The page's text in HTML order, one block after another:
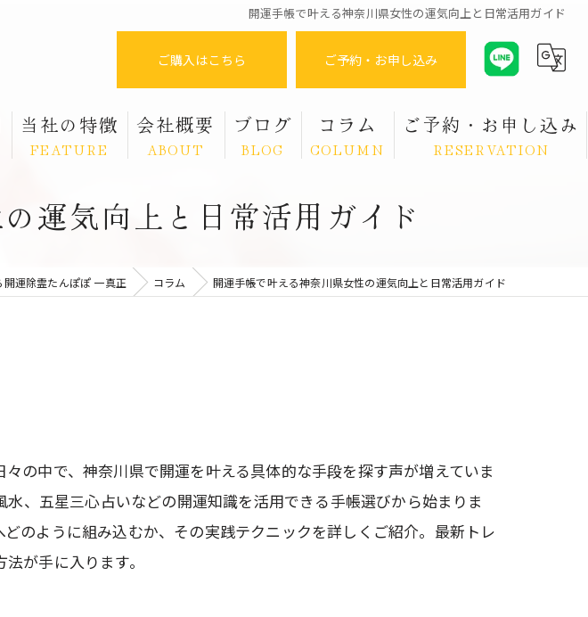
開運手帳で叶える神奈川県女性の運気向上と日常活用ガイド
ご購入はこちら ご予約・お申し込み
当社の特徴
FEATURE
スピリチュアル
霊視
会社概要
ABOUT
ブログ
BLOG
コラム
COLUMN
ご予約・お申し込み
RESERVATION
運気向上と日常活用ガイド
運除霊たんぽぽ 一真正 コラム 開運手帳で叶える神奈川県女性の運気向上と日常活用ガイド
の中で、神奈川県で開運を叶える具体的な手段を探す声が増えていま
、五星三心占いなどの開運知識を活用できる手帳選びから始まりま
のように組み込むか、その実践テクニックを詳しくご紹介。最新トレ
が手に入ります。